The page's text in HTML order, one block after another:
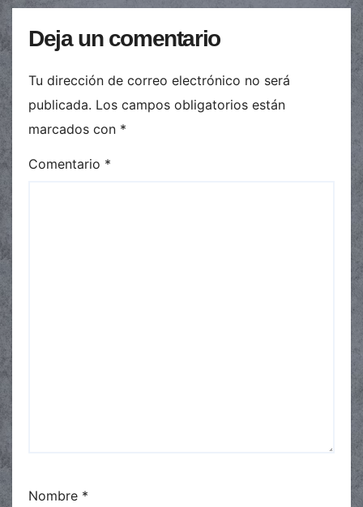
Deja un comentario
Tu dirección de correo electrónico no será
publicada. Los campos obligatorios están
marcados con *
Comentario *
Nombre *